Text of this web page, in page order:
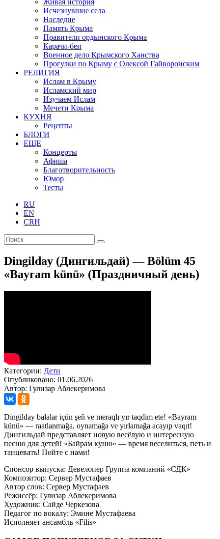
Живая история
Исчезнувшие села
Наследие
Память Крыма
Правители ордынского Крыма
Карачи-беи
Военное дело Крымского Ханства
Прогулки по Крыму с Олексой Гайворонским
РЕЛИГИЯ
Ислам в Крыму
Исламский мир
Изучаем Ислам
Мечети Крыма
КУХНЯ
Рецепты
БЛОГИ
ЕЩЕ
Концерты
Афиша
Благотворительность
Юмор
Тесты
RU
EN
CRH
Dingilday (Дингильдай) — Bölüm 45
«Bayram künü» (Праздничный день)
Категории: Дети
Опубликовано: 01.06.2026
Автор: Гулизар Аблекеримова
Dingilday balalar içün şeñ ve meraqlı yır taqdim ete! «Bayram
künü» — raatlanmağa, oynamağa ve yırlamağa acayıp vaqıt!
Дингильдай представляет новую весёлую и интересную
песню для детей! «Байрам куню» — время веселиться, петь и
танцевать! Пойте с нами!
Спонсор выпуска: Девелопер Группа компаний «СДК»
Композитор: Сервер Мустафаев
Автор слов: Сервер Мустафаев
Режиссёр: Гулизар Аблекеримова
Художник: Сайде Черкезова
Педагог по вокалу: Эмине Мустафаева
Исполняет ансамбль «Filis»